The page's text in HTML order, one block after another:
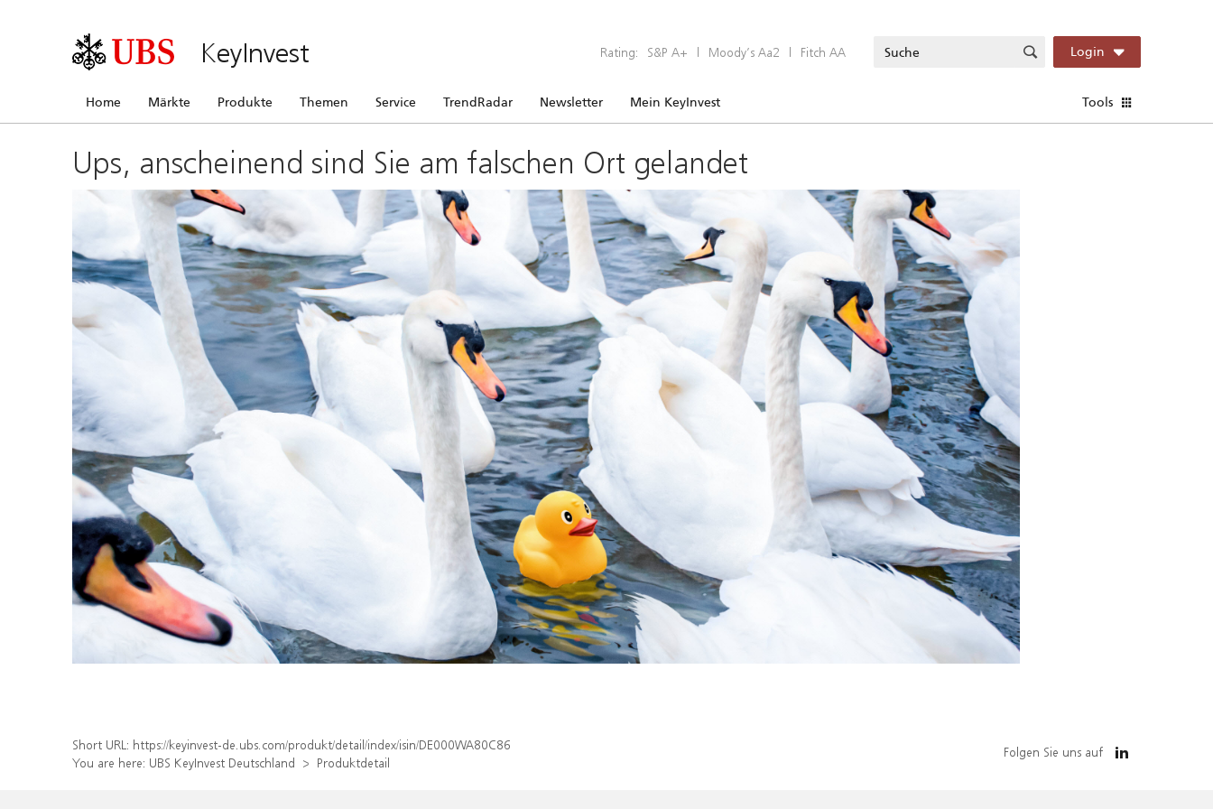
KeyInvest Rating: S&P A+ | Moody’s Aa2 | Fitch AA Login
Home Märkte Produkte Themen Service TrendRadar Newsletter Mein KeyInvest Tools
Ups, anscheinend sind Sie am falschen Ort gelandet
Short URL: https://keyinvest-de.ubs.com/produkt/detail/index/isin/DE000WA80C86
You are here: UBS KeyInvest Deutschland Produktdetail
Folgen Sie uns auf